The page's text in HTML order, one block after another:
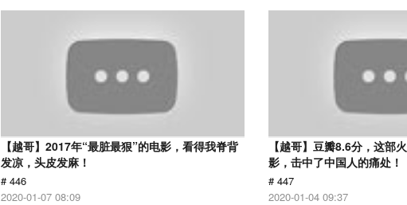
【越哥】2017年“最脏最狠”的电影，看得我脊背
发凉，头皮发麻！
# 446
2020-01-07 08:09
【越哥】豆瓣8.6分，这部
影，击中了中国人的痛处！
# 447
2020-01-04 09:37